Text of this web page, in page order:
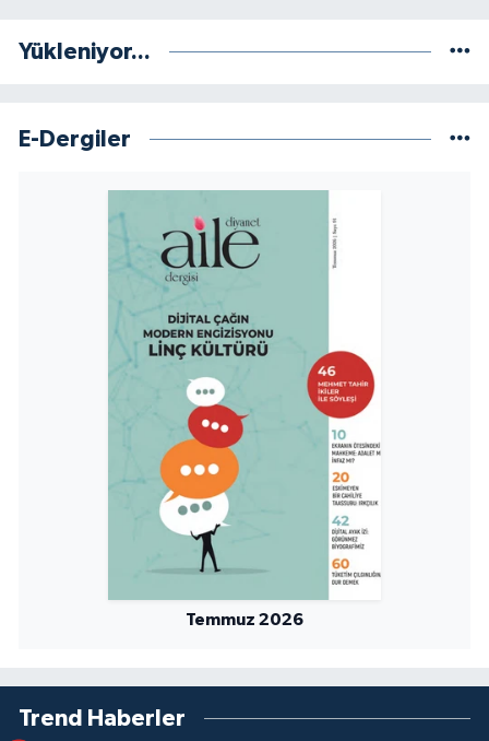
Yükleniyor...
E-Dergiler
Temmuz 2026
Trend Haberler
Muğla Müftülüğü
Niğde Müftülüğü
Ordu Müftülüğü
Osmaniye Müftülüğü
Rize Müftülüğü
Sakarya Müftülüğü
Samsun Müftülüğü
Sinop Müftülüğü
Şanlıurfa Müftülüğü